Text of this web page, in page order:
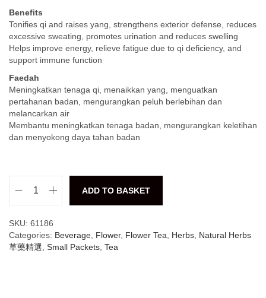
Benefits
Tonifies qi and raises yang, strengthens exterior defense, reduces
excessive sweating, promotes urination and reduces swelling
Helps improve energy, relieve fatigue due to qi deficiency, and
support immune function
Faedah
Meningkatkan tenaga qi, menaikkan yang, menguatkan
pertahanan badan, mengurangkan peluh berlebihan dan
melancarkan air
Membantu meningkatkan tenaga badan, mengurangkan keletihan
dan menyokong daya tahan badan
ADD TO BASKET
SKU: 61186
Categories: Beverage Flower, Flower Tea Herbs Natural Herbs
草藥精選 Small Packets Tea